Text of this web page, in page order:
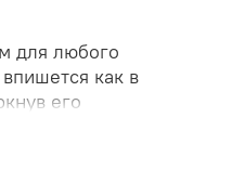
для любого
как в
его
атмосферу